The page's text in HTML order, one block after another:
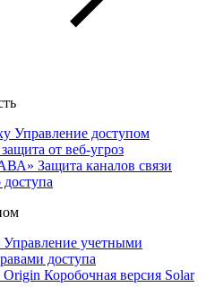
Управление доступом
от веб-угроз
Защита каналов связи
Управление учетными
доступа
Origin Коробочная версия Solar